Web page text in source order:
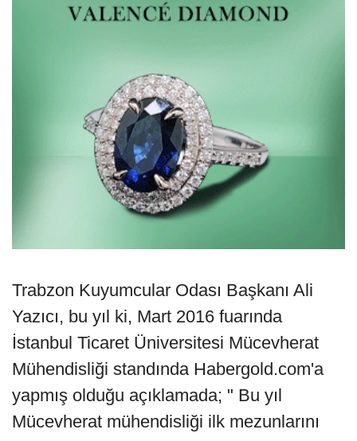
Trabzon Kuyumcular Odası Başkanı Ali
Yazıcı, bu yıl ki, Mart 2016 fuarında
İstanbul Ticaret Üniversitesi Mücevherat
Mühendisliği standında Habergold.com'a
yapmış olduğu açıklamada; " Bu yıl
Mücevherat mühendisliği ilk mezunlarını